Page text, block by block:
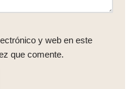
y web en este
que comente.